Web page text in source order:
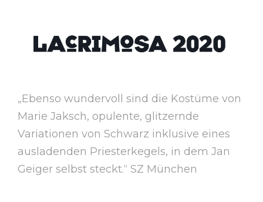
„Ebenso wundervoll sind die Kostüme von
Marie Jaksch, opulente, glitzernde
Variationen von Schwarz inklusive eines
ausladenden Priesterkegels, in dem Jan
Geiger selbst steckt.“ SZ München